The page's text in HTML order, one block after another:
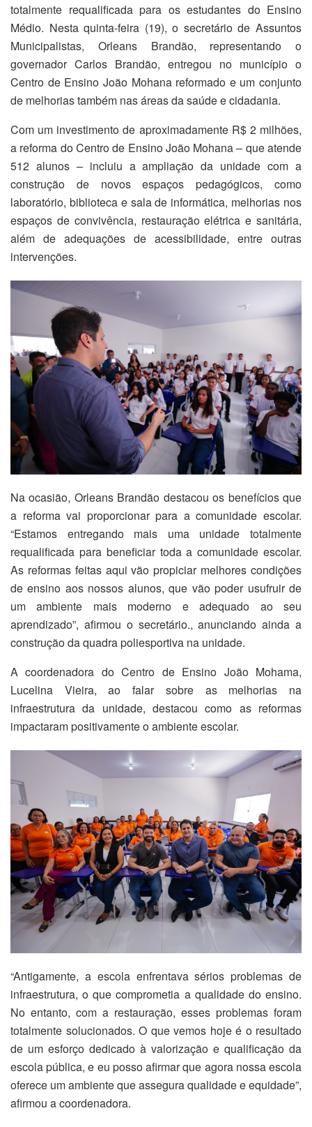
totalmente requalificada para os estudantes do Ensino
Médio. Nesta quinta-feira (19), o secretário de Assuntos
Municipalistas, Orleans Brandão, representando o
governador Carlos Brandão, entregou no município o
Centro de Ensino João Mohana reformado e um conjunto
de melhorias também nas áreas da saúde e cidadania.
Com um investimento de aproximadamente R$ 2 milhões,
a reforma do Centro de Ensino João Mohana – que atende
512 alunos – incluiu a ampliação da unidade com a
construção de novos espaços pedagógicos, como
laboratório, biblioteca e sala de informática, melhorias nos
espaços de convivência, restauração elétrica e sanitária,
além de adequações de acessibilidade, entre outras
intervenções.
Na ocasião, Orleans Brandão destacou os benefícios que
a reforma vai proporcionar para a comunidade escolar.
“Estamos entregando mais uma unidade totalmente
requalificada para beneficiar toda a comunidade escolar.
As reformas feitas aqui vão propiciar melhores condições
de ensino aos nossos alunos, que vão poder usufruir de
um ambiente mais moderno e adequado ao seu
aprendizado”, afirmou o secretário., anunciando ainda a
construção da quadra poliesportiva na unidade.
A coordenadora do Centro de Ensino João Mohama,
Lucelina Vieira, ao falar sobre as melhorias na
infraestrutura da unidade, destacou como as reformas
impactaram positivamente o ambiente escolar.
“Antigamente, a escola enfrentava sérios problemas de
infraestrutura, o que comprometia a qualidade do ensino.
No entanto, com a restauração, esses problemas foram
totalmente solucionados. O que vemos hoje é o resultado
de um esforço dedicado à valorização e qualificação da
escola pública, e eu posso afirmar que agora nossa escola
oferece um ambiente que assegura qualidade e equidade”,
afirmou a coordenadora.